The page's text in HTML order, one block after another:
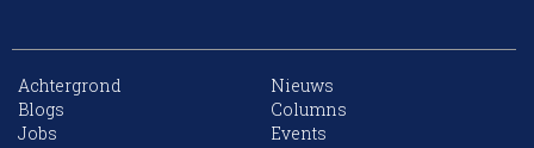
Achtergrond
Nieuws
Blogs
Columns
Jobs
Events